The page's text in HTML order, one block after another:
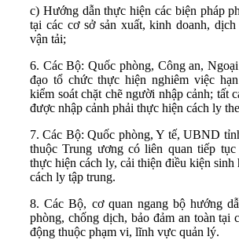
c) Hướng dẫn thực hiện các biện pháp
tại các cơ sở sản xuất, kinh doanh,
vận tải;
6. Các Bộ: Quốc phòng, Công an,
đạo tổ chức thực hiện nghiêm việc
kiểm soát chặt chẽ người nhập cảnh; tất
được nhập cảnh phải thực hiện cách ly
7. Các Bộ: Quốc phòng, Y tế, UBND
thuộc Trung ương có liên quan tiếp
thực hiện cách ly, cải thiện điều kiện sinh
cách ly tập trung.
8. Các Bộ, cơ quan ngang bộ hướng
phòng, chống dịch, bảo đảm an toàn tại
động thuộc phạm vi, lĩnh vực quản lý.